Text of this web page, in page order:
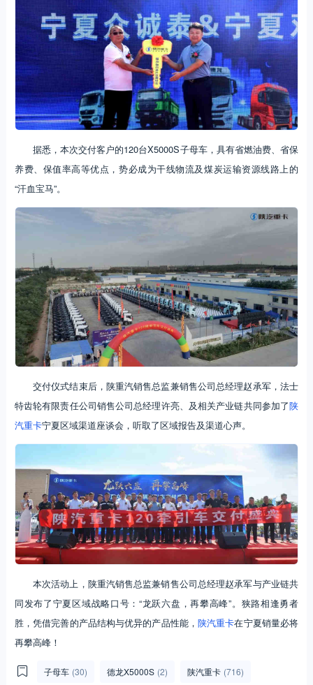
据悉，本次交付客户的120台X5000S子母车，具有省燃油费、省保
养费、保值率高等优点，势必成为干线物流及煤炭运输资源线路上的
“汗血宝马”。
交付仪式结束后，陕重汽销售总监兼销售公司总经理赵承军，法士
特齿轮有限责任公司销售公司总经理许亮、及相关产业链共同参加了陕
汽重卡宁夏区域渠道座谈会，听取了区域报告及渠道心声。
本次活动上，陕重汽销售总监兼销售公司总经理赵承军与产业链共
同发布了宁夏区域战略口号：“龙跃六盘，再攀高峰”。狭路相逢勇者
胜，凭借完善的产品结构与优异的产品性能，陕汽重卡在宁夏销量必将
再攀高峰！
子母车 (30) 德龙X5000S (2) 陕汽重卡 (716)